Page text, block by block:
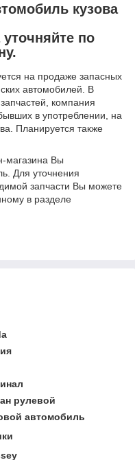
кузова
по
на продаже запасных
автомобилей. В
компания
в употреблении, на
Планируется также
магазина Вы
Для уточнения
запчасти Вы можете
в разделе
рулевой
автомобиль